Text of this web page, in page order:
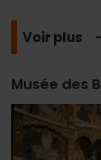
Voir plus
Musée des